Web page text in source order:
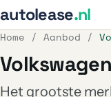
autolease.nl
Home / Aanbod /
Het grootste